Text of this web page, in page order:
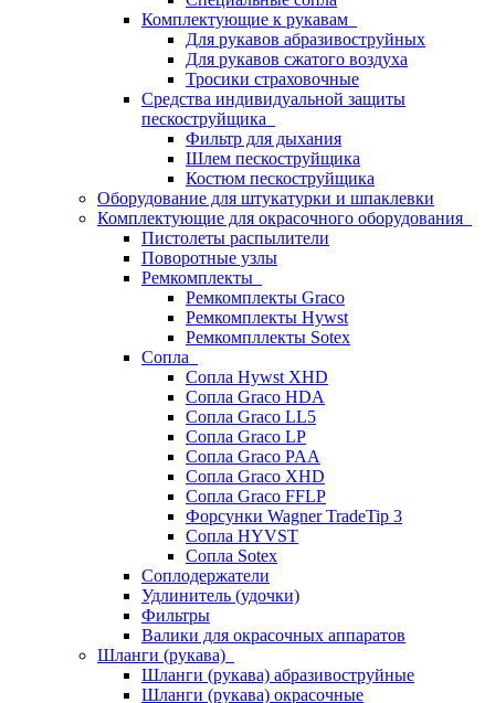
Комплектующие к рукавам
Для рукавов абразивоструйных
Для рукавов сжатого воздуха
Тросики страховочные
Средства индивидуальной защиты
пескоструйщика
Фильтр для дыхания
Шлем пескоструйщика
Костюм пескоструйщика
Оборудование для штукатурки и шпаклевки
Комплектующие для окрасочного оборудования
Пистолеты распылители
Поворотные узлы
Ремкомплекты
Ремкомплекты Graco
Ремкомплекты Hywst
Ремкомпллекты Sotex
Сопла
Сопла Hywst XHD
Сопла Graco HDA
Сопла Graco LL5
Сопла Graco LP
Сопла Graco PAA
Сопла Graco XHD
Сопла Graco FFLP
Форсунки Wagner TradeTip 3
Сопла HYVST
Сопла Sotex
Соплодержатели
Удлинитель (удочки)
Фильтры
Валики для окрасочных аппаратов
Шланги (рукава)
Шланги (рукава) абразивоструйные
Шланги (рукава) окрасочные